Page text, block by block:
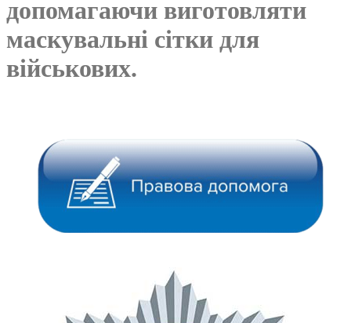
допомагаючи виготовляти
маскувальні сітки для
військових.